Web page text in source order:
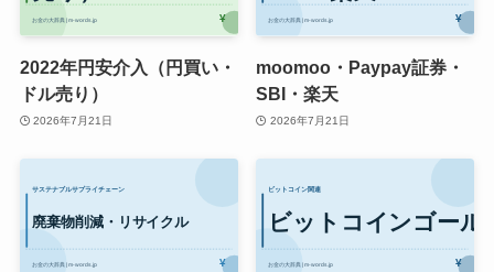
2022年円安介入（円買い・
ドル売り）
2026年7月21日
moomoo・Paypay証券・
SBI・楽天
2026年7月21日